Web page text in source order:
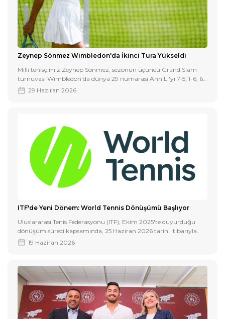
Zeynep Sönmez Wimbledon'da İkinci Tura Yükseldi
Milli tenisçimiz Zeynep Sönmez, sezonun üçüncü Grand Slam
turnuvası Wimbledon'da dünya 29 numarası Ann Li'yi 7-5, 1-6, 6-
4'lük setlerle mağlup ederek ikinci tura yükseldi.
29 Haziran 2026
ITF'de Yeni Dönem: World Tennis Dönüşümü Başlıyor
Uluslararası Tenis Federasyonu (ITF), Ekim 2025'te duyurduğu
dönüşüm süreci kapsamında, 25 Haziran 2026 tarihi itibarıyla
resmi adını World Tennis olarak değiştirecek.
19 Haziran 2026